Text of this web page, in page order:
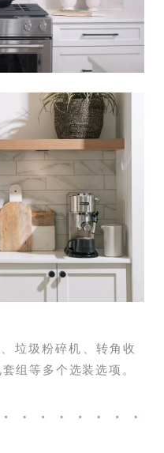
垃圾粉碎机、转角收
组等多个选装选项。